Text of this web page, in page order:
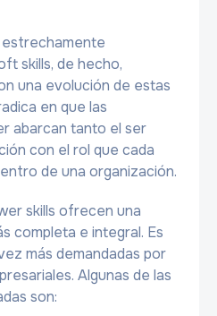
skills, de hecho,
una evolución de estas
en que las
abarcan tanto el ser
con el rol que cada
de una organización.
skills ofrecen una
completa e integral. Es
más demandadas por
Algunas de las
son: